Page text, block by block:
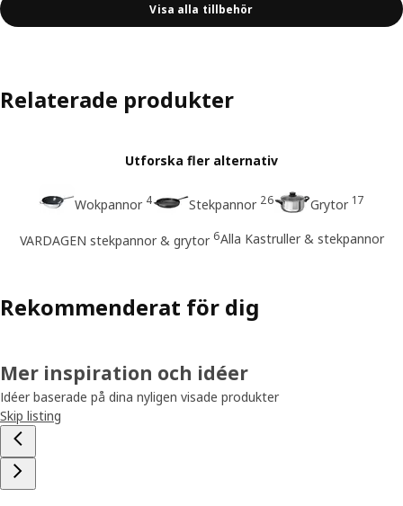
Visa alla tillbehör
Relaterade produkter
Utforska fler alternativ
Wokpannor 4 Stekpannor 26 Grytor 17
VARDAGEN stekpannor & grytor 6Alla Kastruller & stekpannor
Rekommenderat för dig
Mer inspiration och idéer
Idéer baserade på dina nyligen visade produkter
Skip listing